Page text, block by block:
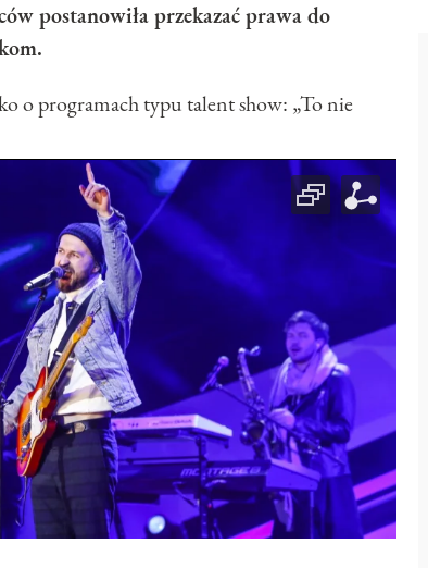
postanowiła przekazać prawa do
o programach typu talent show: „To nie